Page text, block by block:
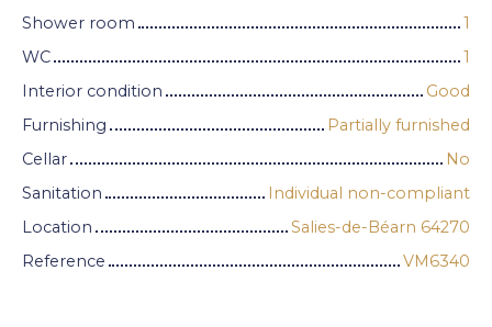
Shower room
1
WC
1
Interior condition
Good
Furnishing
Partially furnished
Cellar
No
Sanitation
Individual non-compliant
Location
Salies-de-Béarn 64270
Reference
VM6340